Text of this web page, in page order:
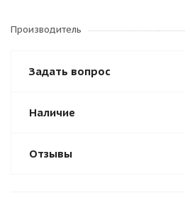
Производитель
Задать вопрос
Наличие
Отзывы